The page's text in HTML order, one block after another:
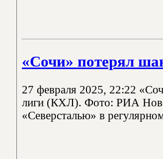
«Сочи» потерял
27 февраля 2025, 22:22
лиги (КХЛ). Фото: РИА
«Северсталью» в